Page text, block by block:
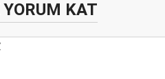
YORUM KAT